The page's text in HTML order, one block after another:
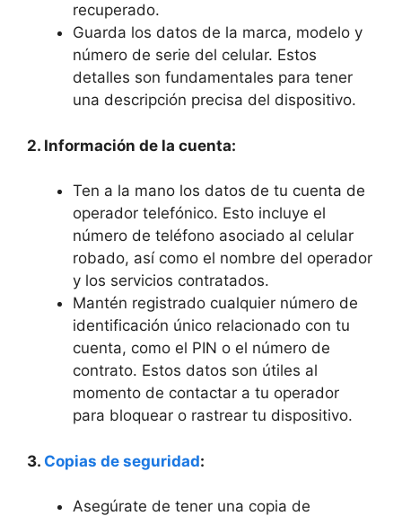
recuperado.
Guarda los datos de​ la marca, modelo y
‌número de serie del celular. Estos
detalles son fundamentales para tener
una descripción precisa del dispositivo.
2. Información de la cuenta:
Ten a ‍la mano los datos de tu cuenta de
operador ⁣telefónico. Esto incluye el
número de teléfono asociado al ⁢celular
robado, así como el nombre ‌del ​operador
y⁣ los servicios contratados.
Mantén registrado cualquier número ⁢de
identificación único relacionado con tu
cuenta, ‌como el PIN o el ⁣número de
contrato. Estos datos son útiles⁣ al
momento de contactar a tu operador
para bloquear o rastrear tu dispositivo.
3. Copias de seguridad:
Asegúrate de tener una ⁢copia ⁤de